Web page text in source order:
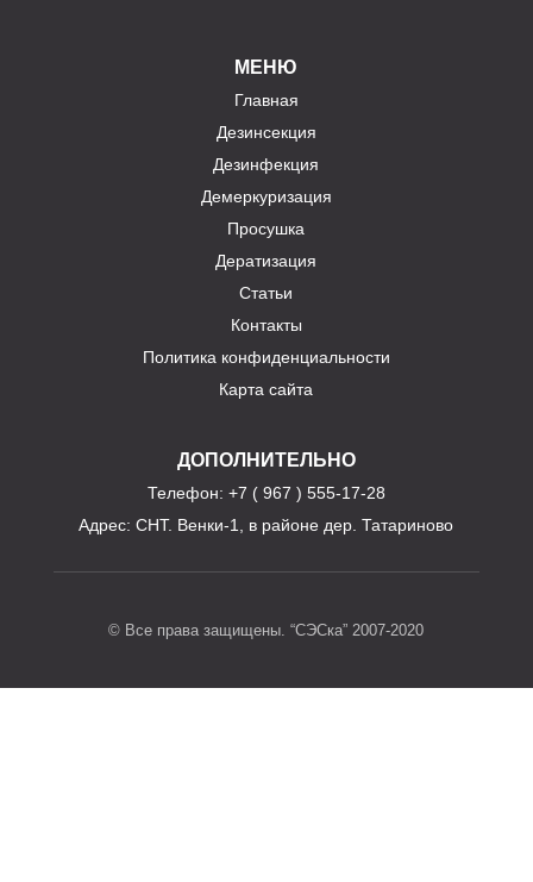
МЕНЮ
Главная
Дезинсекция
Дезинфекция
Демеркуризация
Просушка
Дератизация
Статьи
Контакты
Политика конфиденциальности
Карта сайта
ДОПОЛНИТЕЛЬНО
Телефон: +7 ( 967 ) 555-17-28
Адрес:СНТ. Венки-1, в районе дер. Татариново
© Все права защищены. “СЭСка” 2007-2020